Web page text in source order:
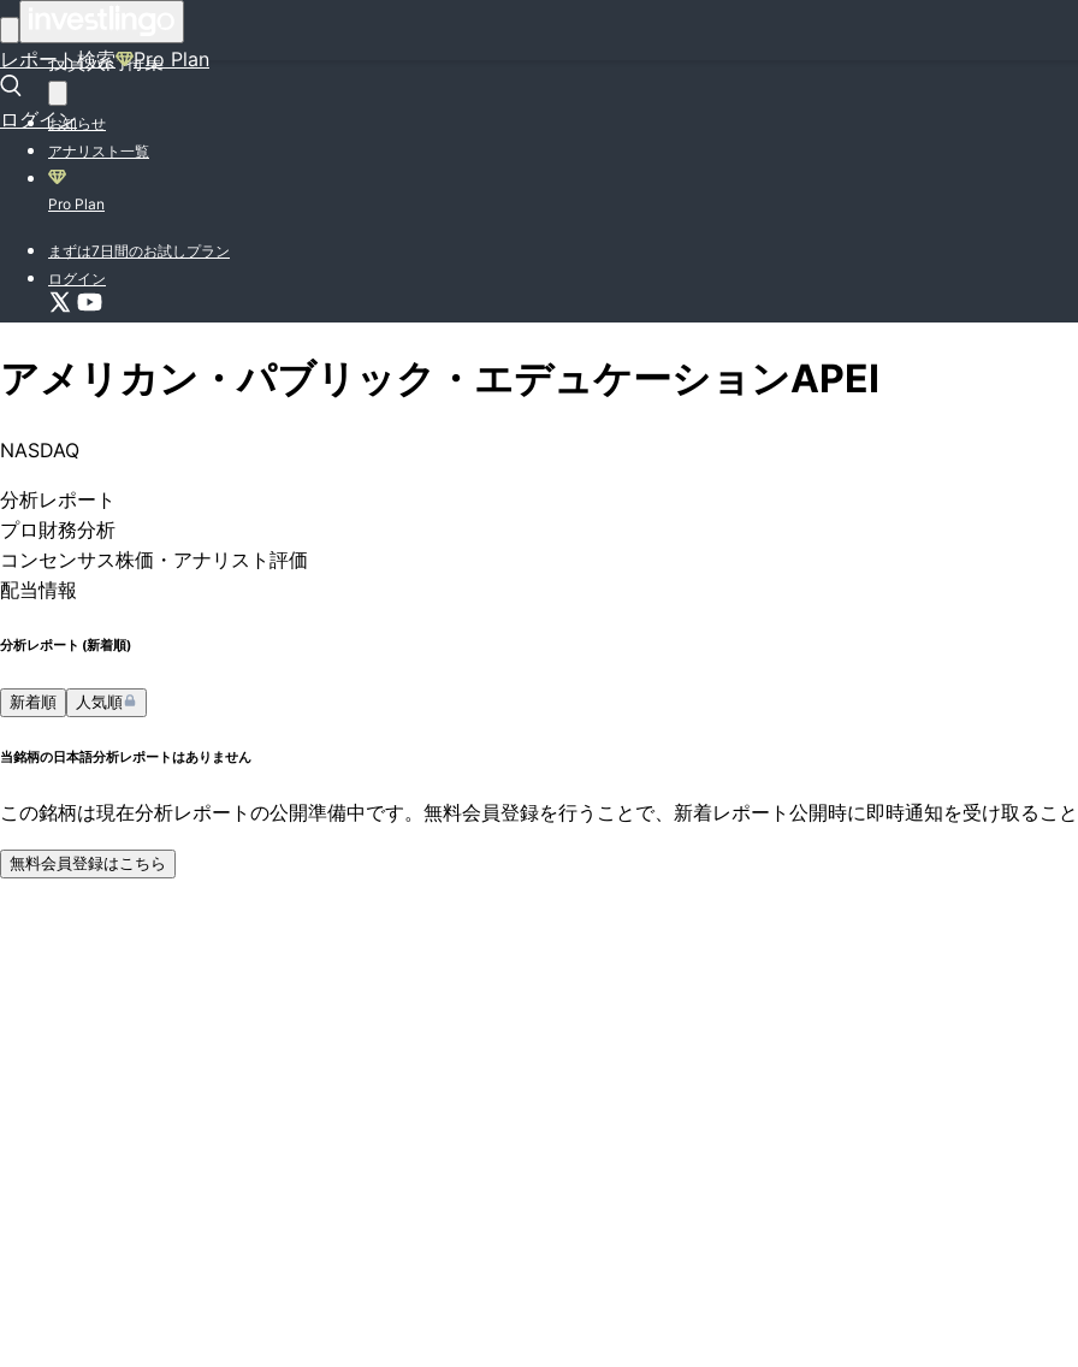
レポート検索 Pro Plan
ログイン
投資入門特集
お知らせ
アナリスト一覧
Pro Plan
まずは7日間のお試しプラン
ログイン
アメリカン・パブリック・エデュケーションAPEI
NASDAQ
分析レポート
プロ 財務分析
コンセンサス株価 ・アナリスト評価
配当情報
分析レポート (新着順)
新着順 人気順
当銘柄の日本語分析レポートはありません
この銘柄は現在分析レポートの公開準備中です。無料会員登録を行うことで、新着レポート公開時に即時通知を受け取ること
無料会員登録はこちら